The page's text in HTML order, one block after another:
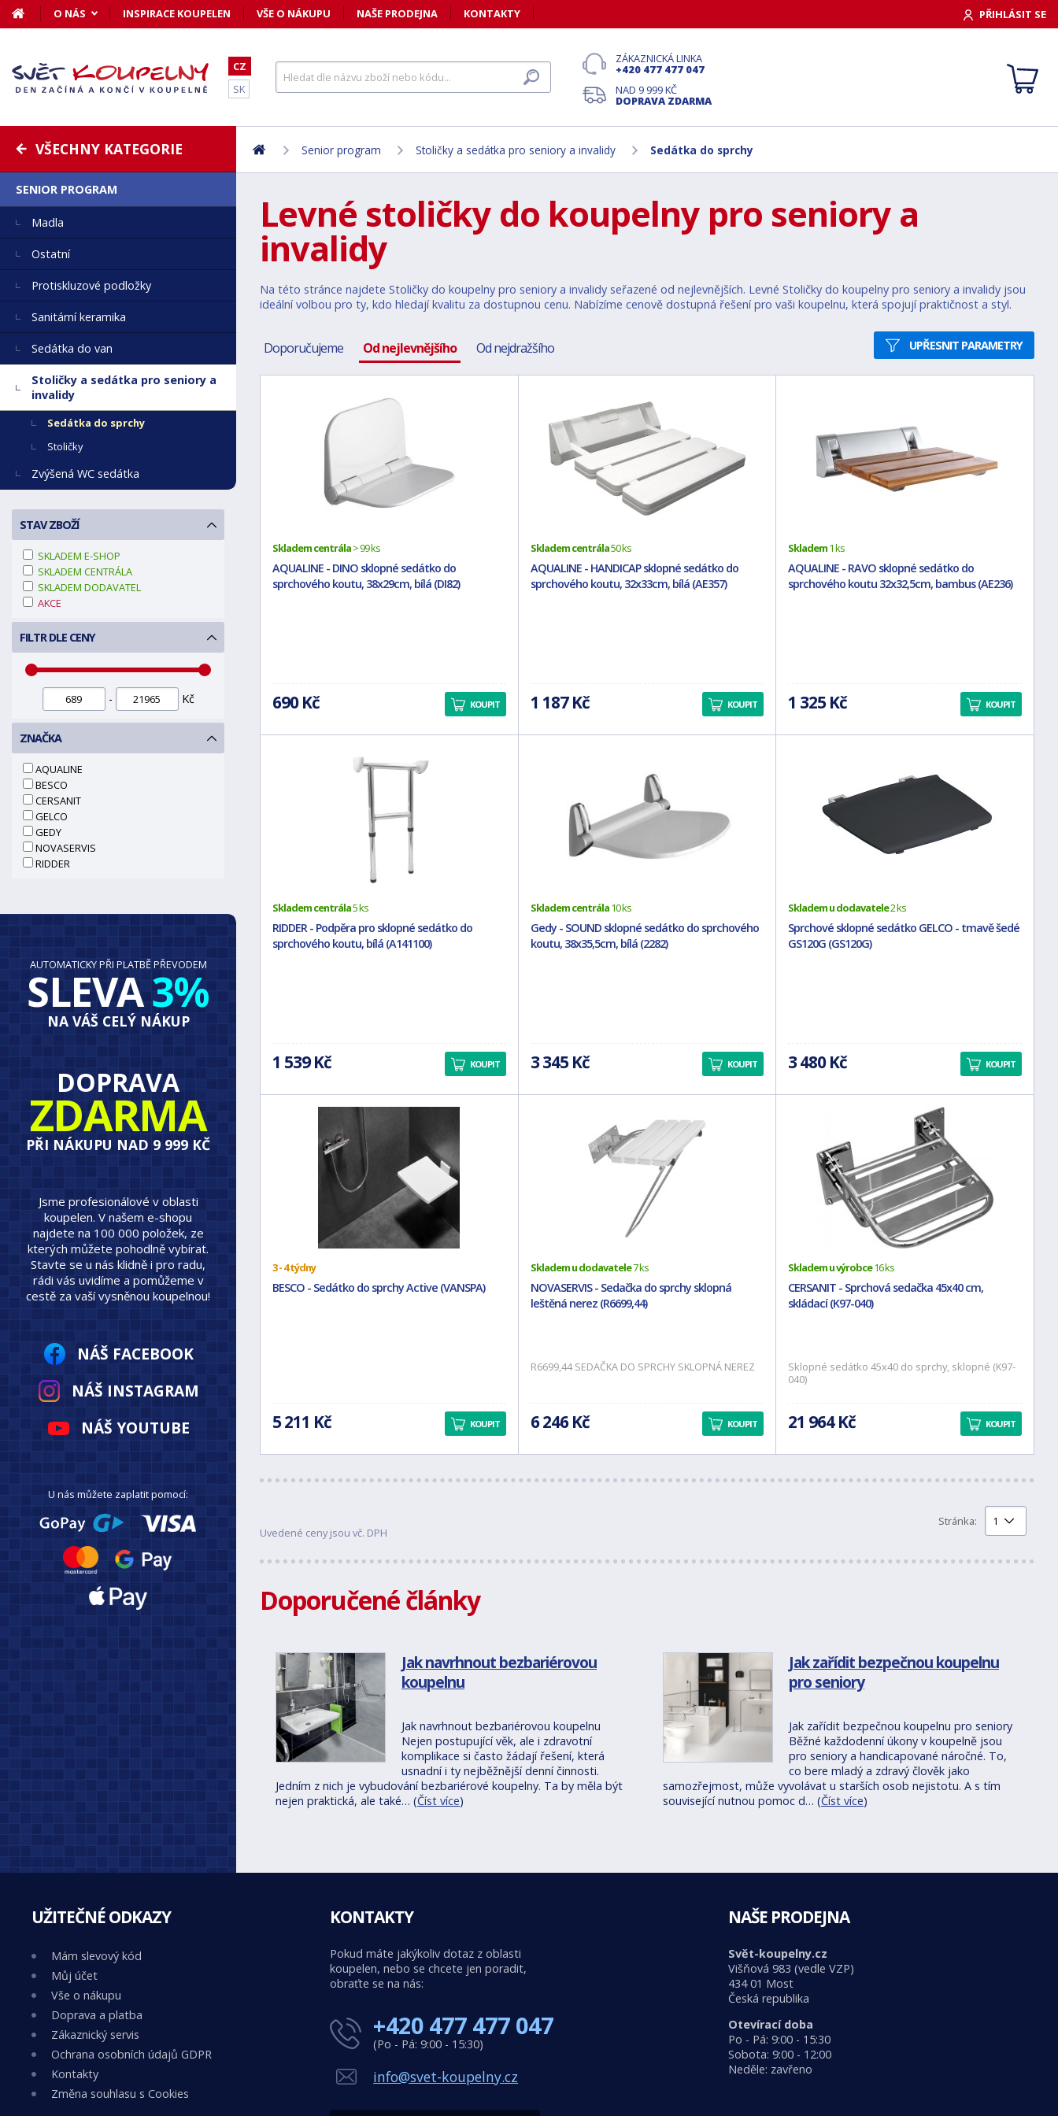
O NÁS INSPIRACE KOUPELEN VŠE O NÁKUPU NAŠE PRODEJNA KONTAKTY PŘIHLÁSIT SE
CZ
SK
ZÁKAZNICKÁ LINKA
+420 477 477 047
NAD 9 999 KČ
DOPRAVA ZDARMA
Senior program Stoličky a sedátka pro seniory a invalidy Sedátka do sprchy
Levné stoličky do koupelny pro seniory a
invalidy
Na této stránce najdete Stoličky do koupelny pro seniory a invalidy seřazené od nejlevnějších. Levné Stoličky do koupelny pro seniory a invalidy jsou
ideální volbou pro ty, kdo hledají kvalitu za dostupnou cenu. Nabízíme cenově dostupná řešení pro vaši koupelnu, která spojují praktičnost a styl.
Doporučujeme Od nejlevnějšího Od nejdražšího UPŘESNIT PARAMETRY
Skladem centrála> 99 ks
AQUALINE - DINO sklopné sedátko do
sprchového koutu, 38x29cm, bílá (DI82)
690 Kč KOUPIT
Skladem centrála50 ks
AQUALINE - HANDICAP sklopné sedátko do
sprchového koutu, 32x33cm, bílá (AE357)
1 187 Kč KOUPIT
Skladem1 ks
AQUALINE - RAVO sklopné sedátko do
sprchového koutu 32x32,5cm, bambus (AE236)
1 325 Kč KOUPIT
Skladem centrála5 ks
RIDDER - Podpěra pro sklopné sedátko do
sprchového koutu, bílá (A141100)
1 539 Kč KOUPIT
Skladem centrála10 ks
Gedy - SOUND sklopné sedátko do sprchového
koutu, 38x35,5cm, bílá (2282)
3 345 Kč KOUPIT
Skladem u dodavatele2 ks
Sprchové sklopné sedátko GELCO - tmavě šedé
GS120G (GS120G)
3 480 Kč KOUPIT
3 - 4 týdny
BESCO - Sedátko do sprchy Active (VANSPA)
5 211 Kč KOUPIT
Skladem u dodavatele7 ks
NOVASERVIS - Sedačka do sprchy sklopná
leštěná nerez (R6699,44)
R6699,44 SEDAČKA DO SPRCHY SKLOPNÁ NEREZ
6 246 Kč KOUPIT
Skladem u výrobce16 ks
CERSANIT - Sprchová sedačka 45x40 cm,
skládací (K97-040)
Sklopné sedátko 45x40 do sprchy, sklopné (K97-
040)
21 964 Kč KOUPIT
Uvedené ceny jsou vč. DPH
Stránka:
Doporučené články
Jak navrhnout bezbariérovou
koupelnu
Jak navrhnout bezbariérovou koupelnu
Nejen postupující věk, ale i zdravotní
komplikace si často žádají řešení, která
usnadní i ty nejběžnější denní činnosti.
Jedním z nich je vybudování bezbariérové koupelny. Ta by měla být
nejen praktická, ale také… (Číst více)
Jak zařídit bezpečnou koupelnu
pro seniory
Jak zařídit bezpečnou koupelnu pro seniory
Běžné každodenní úkony v koupelně jsou
pro seniory a handicapované náročné. To,
co bere mladý a zdravý člověk jako
samozřejmost, může vyvolávat u starších osob nejistotu. A s tím
související nutnou pomoc d… (Číst více)
VŠECHNY KATEGORIE
SENIOR PROGRAM
Madla
Ostatní
Protiskluzové podložky
Sanitární keramika
Sedátka do van
Stoličky a sedátka pro seniory a
invalidy
Sedátka do sprchy
Stoličky
Zvýšená WC sedátka
STAV ZBOŽÍ
SKLADEM E-SHOP
SKLADEM CENTRÁLA
SKLADEM DODAVATEL
AKCE
FILTR DLE CENY
- Kč
ZNAČKA
AQUALINE
BESCO
CERSANIT
GELCO
GEDY
NOVASERVIS
RIDDER
AUTOMATICKY PŘI PLATBĚ PŘEVODEM
SLEVA3%
NA VÁŠ CELÝ NÁKUP
DOPRAVA
ZDARMA
PŘI NÁKUPU NAD 9 999 KČ
Jsme profesionálové v oblasti
koupelen. V našem e-shopu
najdete na 100 000 položek, ze
kterých můžete pohodlně vybírat.
Stavte se u nás klidně i pro radu,
rádi vás uvidíme a pomůžeme v
cestě za vaší vysněnou koupelnou!
NÁŠ FACEBOOK
NÁŠ INSTAGRAM
NÁŠ YOUTUBE
U nás můžete zaplatit pomocí:
UŽITEČNÉ ODKAZY
Mám slevový kód
Můj účet
Vše o nákupu
Doprava a platba
Zákaznický servis
Ochrana osobních údajů GDPR
Kontakty
Změna souhlasu s Cookies
KONTAKTY
Pokud máte jakýkoliv dotaz z oblasti
koupelen, nebo se chcete jen poradit,
obraťte se na nás:
+420 477 477 047
(Po - Pá: 9:00 - 15:30)
info@svet-koupelny.cz
NAŠE PRODEJNA
Svět-koupelny.cz
Višňová 983 (vedle VZP)
434 01 Most
Česká republika
Otevírací doba
Po - Pá: 9:00 - 15:30
Sobota: 9:00 - 12:00
Neděle: zavřeno